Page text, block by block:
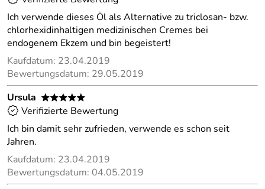
Ich verwende dieses Öl als Alternative zu triclosan- bzw.
chlorhexidinhaltigen medizinischen Cremes bei
endogenem Ekzem und bin begeistert!
Kaufdatum: 23.04.2019
Bewertungsdatum: 29.05.2019
Ursula
*****
Verifizierte Bewertung
Ich bin damit sehr zufrieden, verwende es schon seit
Jahren.
Kaufdatum: 23.04.2019
Bewertungsdatum: 04.05.2019